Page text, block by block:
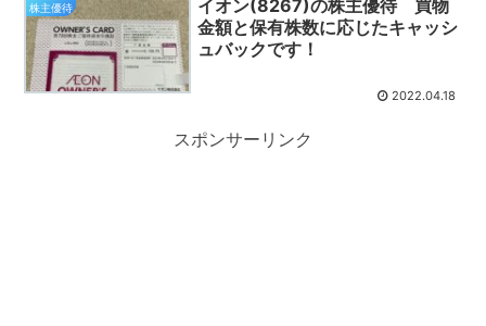
株主優待
イオン(8267)の株主優待 買物
金額と保有株数に応じたキャッシ
ュバックです！
2022.04.18
スポンサーリンク